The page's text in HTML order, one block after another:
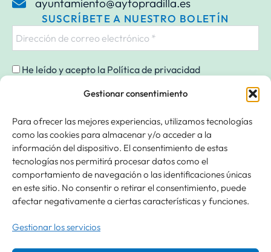
Gestionar consentimiento
Para ofrecer las mejores experiencias, utilizamos tecnologías
como las cookies para almacenar y/o acceder a la
información del dispositivo. El consentimiento de estas
tecnologías nos permitirá procesar datos como el
comportamiento de navegación o las identificaciones únicas
en este sitio. No consentir o retirar el consentimiento, puede
afectar negativamente a ciertas características y funciones.
Gestionar los servicios
ayuntamiento@aytopradilla.es
SUSCRÍBETE A NUESTRO BOLETÍN
He leído y acepto la Política de privacidad
Responsable » Ayuntamiento de Pradilla de Ebro. / Finalidad »
enviarte nuestras publicaciones y noticias. / Legitimación » tu
consentimiento. / Destinatarios » solo se realizan cesiones si
existe una obligación legal. / Derechos » podrás ejercer tus
derechos de acceso, rectificación, limitación y suprimir los datos
como se indica en laPolítica de Privacidad.